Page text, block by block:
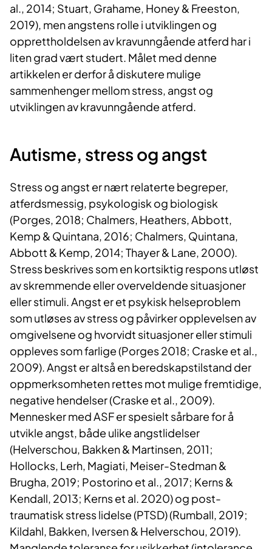
al., 2014; Stuart, Grahame, Honey & Freeston,
2019), men angstens rolle i utviklingen og
opprettholdelsen av kravunngående atferd har i
liten grad vært studert. Målet med denne
artikkelen er derfor å diskutere mulige
sammenhenger mellom stress, angst og
utviklingen av kravunngående atferd.
Autisme, stre​​​ss og angst
Stress og angst er nært relaterte begreper,
atferdsmessig, psykologisk og biologisk
(Porges, 2018; Chalmers, Heathers, Abbott,
Kemp & Quintana, 2016; Chalmers, Quintana,
Abbott & Kemp, 2014; Thayer & Lane, 2000).
Stress beskrives som en kortsiktig respons utløst
av skremmende eller overveldende situasjoner
eller stimuli. Angst er et psykisk helseproblem
som utløses av stress og påvirker opplevelsen av
omgivelsene og hvorvidt situasjoner eller stimuli
oppleves som farlige (Porges 2018; Craske et al.,
2009). Angst er altså en beredskapstilstand der
oppmerksomheten rettes mot mulige fremtidige,
negative hendelser (Craske et al., 2009).
Mennesker med ASF er spesielt sårbare for å
utvikle angst, både ulike angstlidelser
(Helverschou, Bakken & Martinsen, 2011;
Hollocks, Lerh, Magiati, Meiser-Stedman &
Brugha, 2019; Postorino et al., 2017; Kerns &
Kendall, 2013; Kerns et al. 2020) og post-
traumatisk stress lidelse (PTSD) (Rumball, 2019;
Kildahl, Bakken, Iversen & Helverschou, 2019).